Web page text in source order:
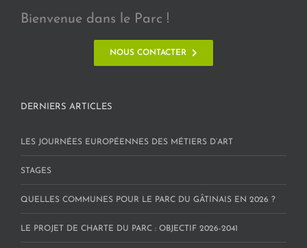
Bienvenue dans le Parc !
NOUS CONTACTER
DERNIERS ARTICLES
LES JOURNÉES EUROPÉENNES DES MÉTIERS D’ART
STAGES
QUELLES COMMUNES POUR LE PARC DU GÂTINAIS EN 2026 ?
LE PROJET DE CHARTE DU PARC : OBJECTIF 2026-2041